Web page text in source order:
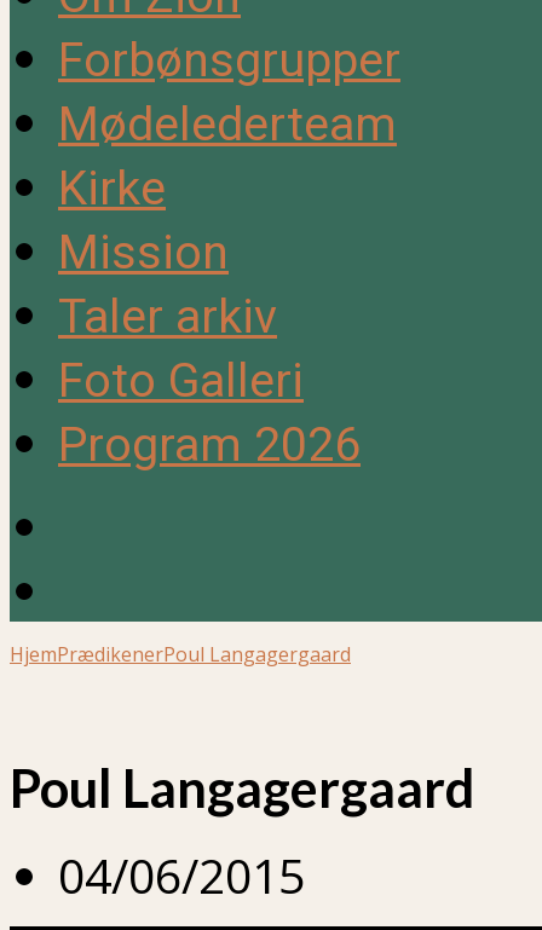
Forbønsgrupper
Mødelederteam
Kirke
Mission
Taler arkiv
Foto Galleri
Program 2026
HjemPrædikenerPoul Langagergaard
Poul Langagergaard
04/06/2015